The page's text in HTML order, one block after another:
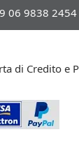
06 9838
di Credito e